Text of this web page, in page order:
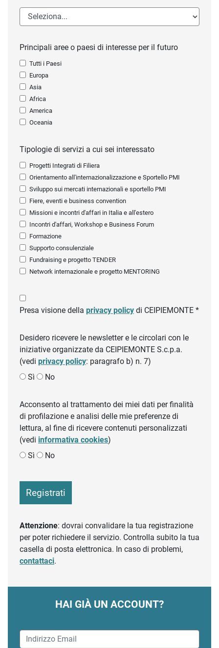
Principali aree o paesi di interesse per il futuro
Tutti i Paesi
Europa
Asia
Africa
America
Oceania
Tipologie di servizi a cui sei interessato
Progetti Integrati di Filiera
Orientamento all'internazionalizzazione e Sportello PMI
Sviluppo sui mercati internazionali e sportello PMI
Fiere, eventi e business convention
Missioni e incontri d'affari in Italia e all'estero
Incontri d'affari, Workshop e Business Forum
Formazione
Supporto consulenziale
Fundraising e progetto TENDER
Network internazionale e progetto MENTORING
Presa visione della privacy policy di CEIPIEMONTE *
Desidero ricevere le newsletter e le circolari con le
iniziative organizzate da CEIPIEMONTE S.c.p.a.
(vedi privacy policy: paragrafo b) n. 7)
Sì
No
Acconsento al trattamento dei miei dati per finalità
di profilazione e analisi delle mie preferenze di
lettura, al fine di ricevere contenuti personalizzati
(vedi informativa cookies)
Sì
No
Registrati
Attenzione: dovrai convalidare la tua registrazione
per poter richiedere il servizio. Controlla subito la tua
casella di posta elettronica. In caso di problemi,
contattaci.
HAI GIÀ UN ACCOUNT?